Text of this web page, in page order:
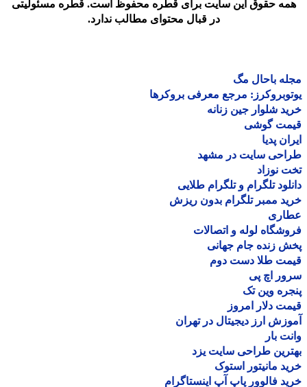
حقوق این سایت برای قطره محفوظ است. قطره مسئولیتی
در قبال محتوای مطالب ندارد.
باحال مگ
مرجع معرفی بروکرها
شلوار جین زنانه
گوشی
پدیا
سایت در مشهد
نوزاد
تلگرام و تلگرام طلایی
ممبر تلگرام بدون ریزش
لوله و اتصالات
زنده جام جهانی
طلا دست دوم
اچ پی
وین تک
دلار امروز
ارز دیجیتال در تهران
بار
طراحی سایت یزد
مانیتور استوک
فالوور پاپ آپ اینستاگرام